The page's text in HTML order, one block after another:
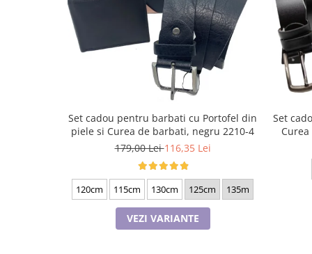
Set cadou pentru barbati cu Portofel din
piele si Curea de barbati, negru 2210-4
179,00 Lei116,35 Lei
120cm 115cm 130cm 125cm 135m
VEZI VARIANTE
Set